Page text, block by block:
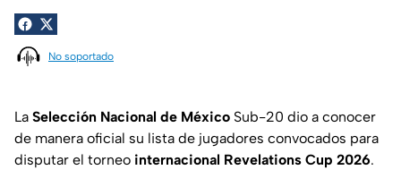
No soportado
La Selección Nacional de México Sub-20 dio a conocer
de manera oficial su lista de jugadores convocados para
disputar el torneo internacional Revelations Cup 2026.